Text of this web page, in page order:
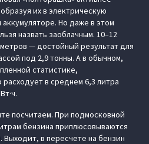
их в электрическую
аккумуляторе. Но даже в этом
назвать заоблачным. 10–12
— достойный результат для
под 2,9 тонны. А в обычном,
статистике,
в среднем 6,3 литра
посчитаем. При подмосковной
бензина приплюсовываются
Выходит, в пересчете на бензин